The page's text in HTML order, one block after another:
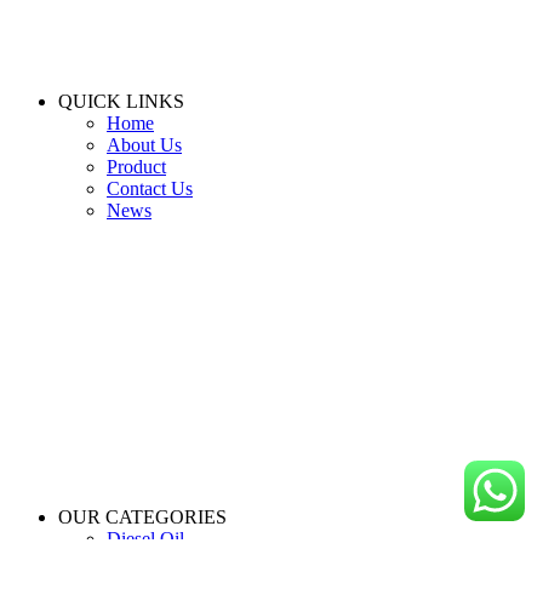
QUICK LINKS
Home
About Us
Product
Contact Us
News
OUR CATEGORIES
Diesel Oil